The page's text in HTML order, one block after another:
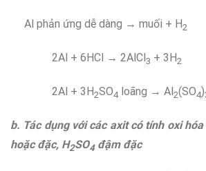
Al phản ứng dễ dàng → muối + H2
2Al + 6HCl → 2AlCl 3 + 3H2
2Al + 3H2SO4 loãng → Al 2(SO4)
b. Tác dụng với các axit có tính oxi hóa
hoặc đặc, H2SO4đậm đặc